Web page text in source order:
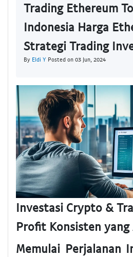
Trading Ethereum
Indonesia Harga
Strategi Trading
By Eldi Y Posted on 03 Jun, 2024
Investasi Crypto &
Profit Konsisten yang
Memulai Perjalanan